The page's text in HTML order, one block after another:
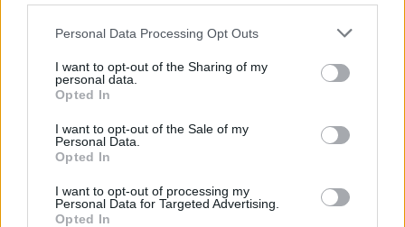
Please note that this website/app uses one or more Google
not limited to your visit or usage behaviour. You may click to
grant or deny consent to Google and its third-party tags to
use your data for below specified purposes in below Google
consent section.
Personal Data Processing Opt Outs
I want to opt-out of the Sharing of my
personal data.
Opted In
I want to opt-out of the Sale of my
Personal Data.
Opted In
I want to opt-out of processing my
Personal Data for Targeted Advertising.
Opted In
Mogą Cię zainteresować również hasła
Akwizgran
buddyzm